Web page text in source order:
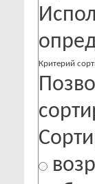
Критерий